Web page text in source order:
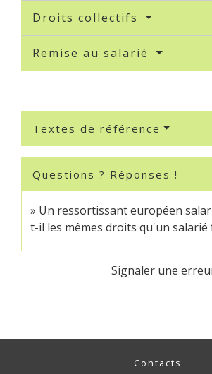
Droits collectifs
Remise au salarié
Textes de référence
Questions ? Réponses !
Un ressortissant européen
t-il les mêmes droits qu'un salarié
Signaler une
Contacts